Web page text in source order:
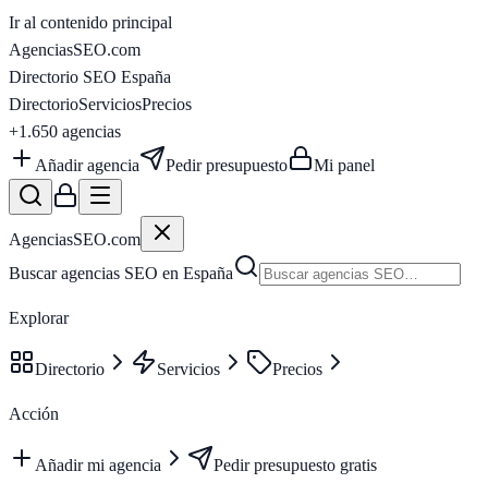
Ir al contenido principal
AgenciasSEO.com
Directorio SEO España
DirectorioServiciosPrecios
+1.650 agencias
Añadir agencia
Pedir presupuesto Mi panel
AgenciasSEO.com
Buscar agencias SEO en España
Explorar
Directorio Servicios Precios
Acción
Añadir mi agencia
Pedir presupuesto gratis